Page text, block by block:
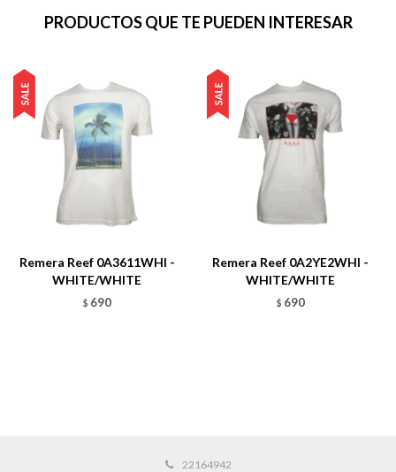
PRODUCTOS QUE TE PUEDEN INTERESAR
Remera Reef 0A3611WHI -
WHITE/WHITE
$ 690
Remera Reef 0A2YE2WHI -
WHITE/WHITE
$ 690
22164942